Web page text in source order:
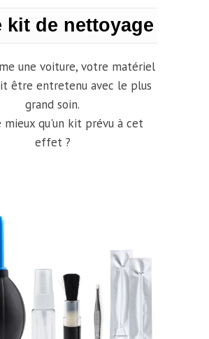
kit de nettoyage
une voiture, votre matériel
être entretenu avec le plus
grand soin.
mieux qu'un kit prévu à cet
effet ?